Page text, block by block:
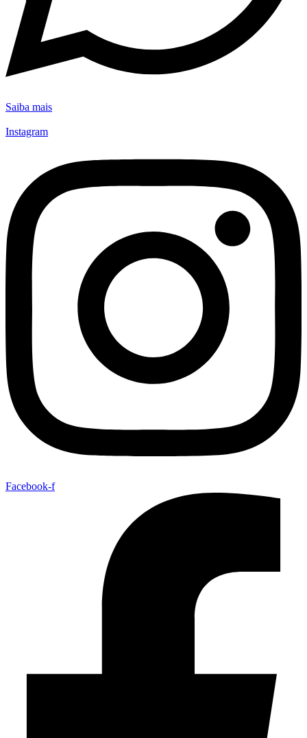
Saiba mais
Instagram
Facebook-f